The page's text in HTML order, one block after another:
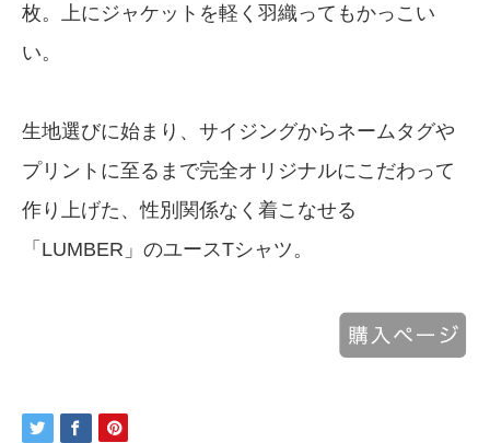
枚。上にジャケットを軽く羽織ってもかっこい
い。
生地選びに始まり、サイジングからネームタグや
プリントに至るまで完全オリジナルにこだわって
作り上げた、性別関係なく着こなせる
「LUMBER」のユースTシャツ。